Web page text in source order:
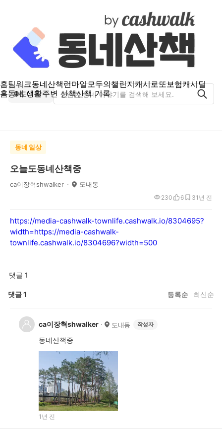
홈팀워크동네산책런마일모두의챌린지캐시로또보험캐시딜
홈동네 생활주변 산책산책 기록
도내동
동네 일상
오늘도동네산책중
ca이장혁shwalker 도내동
1년 전
230 6 3
https://media-cashwalk-townlife.cashwalk.io/8304695?
width=https://media-cashwalk-
townlife.cashwalk.io/8304696?width=500
댓글 1
댓글1 등록순 최신순
ca이장혁shwalker 도내동 작성자
동네산책중
1년 전